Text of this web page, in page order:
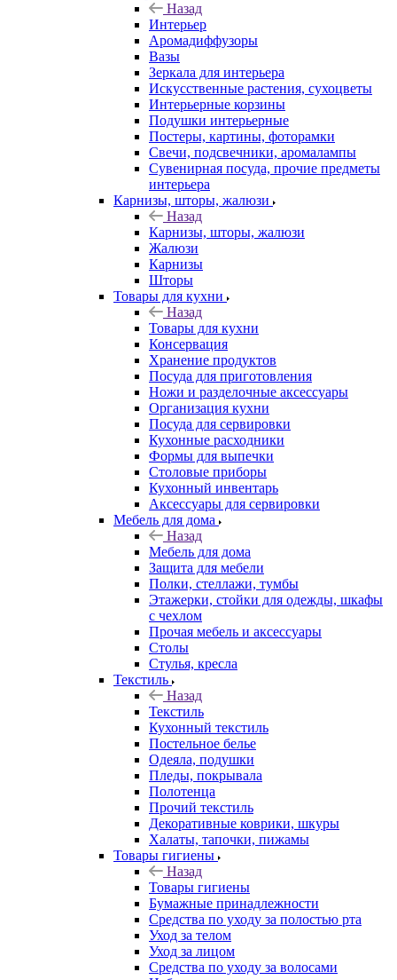
Назад
Интерьер
Аромадиффузоры
Вазы
Зеркала для интерьера
Искусственные растения, сухоцветы
Интерьерные корзины
Подушки интерьерные
Постеры, картины, фоторамки
Свечи, подсвечники, аромалампы
Сувенирная посуда, прочие предметы
интерьера
Карнизы, шторы, жалюзи
Назад
Карнизы, шторы, жалюзи
Жалюзи
Карнизы
Шторы
Товары для кухни
Назад
Товары для кухни
Консервация
Хранение продуктов
Посуда для приготовления
Ножи и разделочные аксессуары
Организация кухни
Посуда для сервировки
Кухонные расходники
Формы для выпечки
Столовые приборы
Кухонный инвентарь
Аксессуары для сервировки
Мебель для дома
Назад
Мебель для дома
Защита для мебели
Полки, стеллажи, тумбы
Этажерки, стойки для одежды, шкафы
с чехлом
Прочая мебель и аксессуары
Столы
Стулья, кресла
Текстиль
Назад
Текстиль
Кухонный текстиль
Постельное белье
Одеяла, подушки
Пледы, покрывала
Полотенца
Прочий текстиль
Декоративные коврики, шкуры
Халаты, тапочки, пижамы
Товары гигиены
Назад
Товары гигиены
Бумажные принадлежности
Средства по уходу за полостью рта
Уход за телом
Уход за лицом
Средства по уходу за волосами